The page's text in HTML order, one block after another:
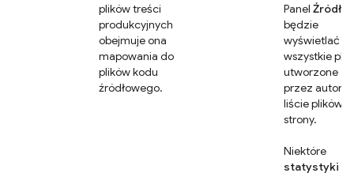
plików treści
produkcyjnych
obejmuje ona
mapowania do
plików kodu
źródłowego.
Panel Źródła
będzie
wyświetlać
wszystkie pliki
utworzone
przez autora
liście plików
strony.
Niektóre
statystyki